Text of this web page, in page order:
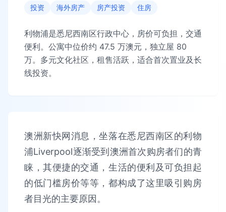
投资 海外房产 房产投资 住房
利物浦是悉尼西南区行政中心，房价可负担，交通
便利。公寓中位价约 47.5 万澳元，独立屋 80
万。多元文化社区，租售活跃，适合首次置业及长
线投资。
澳洲新快网消息，坐落在悉尼西南区的利物
浦Liverpool逐渐受到澳洲首次购房者们的青
睐，其便捷的交通，生活的便利及可负担起
的低门槛房价等等，都构成了这里吸引购房
者目光的主要原因。